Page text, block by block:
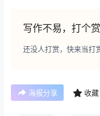
写作不易，打个
还没人打赏，快来当打
海报分享 收藏